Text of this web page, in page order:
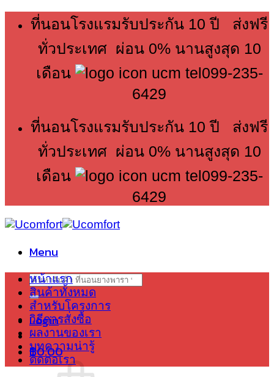
content
ที่นอนโรงแรมรับประกัน 10 ปี ส่งฟรี
ทั่วประเทศ ผ่อน 0% นานสูงสุด 10
เดือน
099-235-
6429
ที่นอนโรงแรมรับประกัน 10 ปี ส่งฟรี
ทั่วประเทศ ผ่อน 0% นานสูงสุด 10
เดือน
099-235-
6429
Menu
Search
for:
Login
฿0.00
หน้าแรก
สินค้าทั้งหมด
สำหรับโครงการ
วิธีการสั่งซื้อ
ผลงานของเรา
บทความน่ารู้
ติดต่อเรา